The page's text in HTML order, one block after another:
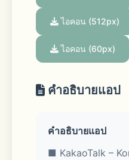
ไอคอน (512px)
ไอคอน (60px)
คำอธิบายแอป
คำอธิบายแอป
■ KakaoTalk –